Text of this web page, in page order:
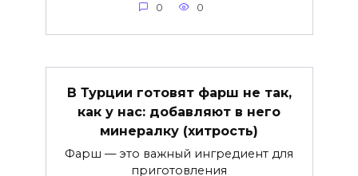
0 0
В Турции готовят фарш не так,
как у нас: добавляют в него
минералку (хитрость)
Фарш — это важный ингредиент для
приготовления